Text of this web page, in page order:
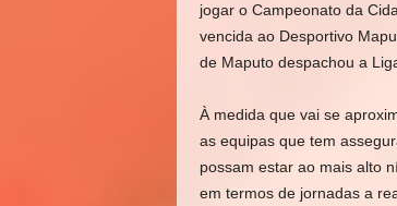
jogar o Campeonato da
vencida ao Desportivo
de Maputo despachou a
À medida que vai se
as equipas que tem
possam estar ao mais alto
em termos de jornadas a